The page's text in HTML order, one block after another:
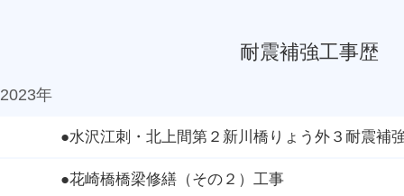
耐震補強工事歴
2023年
●水沢江刺・北上間第２新川橋りょう外３耐震補
●花崎橋橋梁修繕（その２）工事